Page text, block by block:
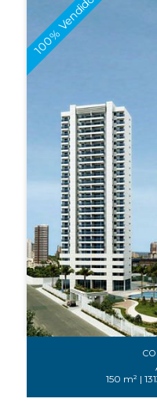
100% Vendido
150 m² |